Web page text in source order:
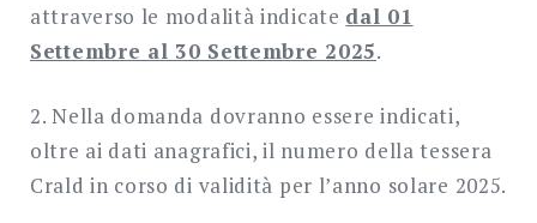
attraverso le modalità indicate dal 01
Settembre al 30 Settembre 2025.
2. Nella domanda dovranno essere indicati,
oltre ai dati anagrafici, il numero della tessera
Crald in corso di validità per l’anno solare 2025.